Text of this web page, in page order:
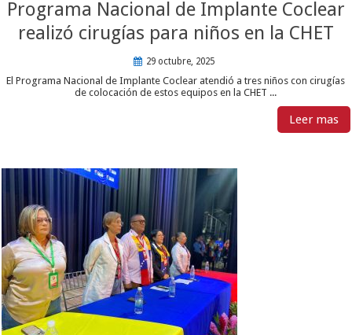
Programa Nacional de Implante Coclear
realizó cirugías para niños en la CHET
29 octubre, 2025
El Programa Nacional de Implante Coclear atendió a tres niños con cirugías
de colocación de estos equipos en la CHET ...
Leer mas